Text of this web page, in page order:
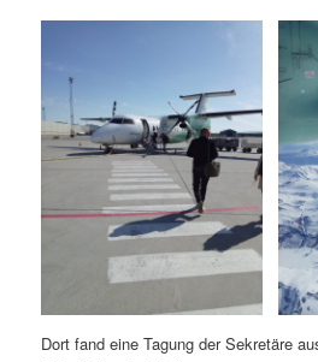
Dort fand eine Tagung der Sekretäre